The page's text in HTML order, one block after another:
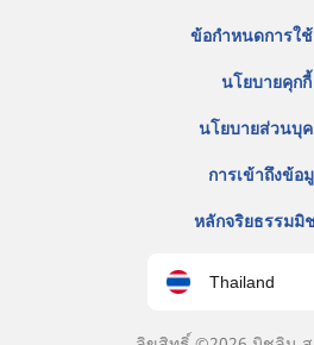
ข้อกำหนดการใ
นโยบายคุกกี้
นโยบายส่วนบุ
การเข้าถึงข้อ
หลักจริยธรรมมิ
Thailand